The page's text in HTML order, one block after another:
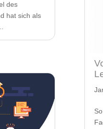
des
hat sich als